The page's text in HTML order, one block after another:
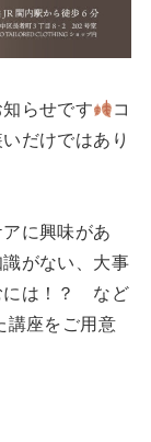
らせです
コ
だけではあり
に興味があ
がない、大事
には！？ など
講座をご用意